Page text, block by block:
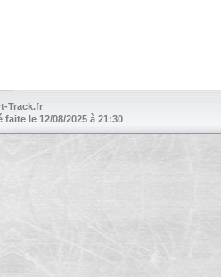
Track.fr
le 12/08/2025 à 21:30